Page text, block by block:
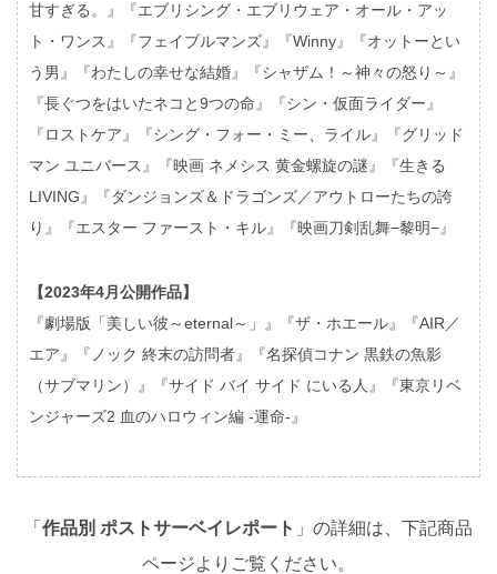
甘すぎる。』『エブリシング・エブリウェア・オール・アッ
ト・ワンス』『フェイブルマンズ』『Winny』『オットーとい
う男』『わたしの幸せな結婚』『シャザム！～神々の怒り～』
『長ぐつをはいたネコと9つの命』『シン・仮面ライダー』
『ロストケア』『シング・フォー・ミー、ライル』『グリッド
マン ユニバース』『映画 ネメシス 黄金螺旋の謎』『生きる
LIVING』『ダンジョンズ＆ドラゴンズ／アウトローたちの誇
り』『エスター ファースト・キル』『映画刀剣乱舞−黎明−』
【2023年4月公開作品】
『劇場版「美しい彼～eternal～」』『ザ・ホエール』『AIR／
エア』『ノック 終末の訪問者』『名探偵コナン 黒鉄の魚影
（サブマリン）』『サイド バイ サイド にいる人』『東京リベ
ンジャーズ2 血のハロウィン編 -運命-』
「 作品別 ポストサーベイレポート 」の詳細は、下記商品
ページよりご覧ください。